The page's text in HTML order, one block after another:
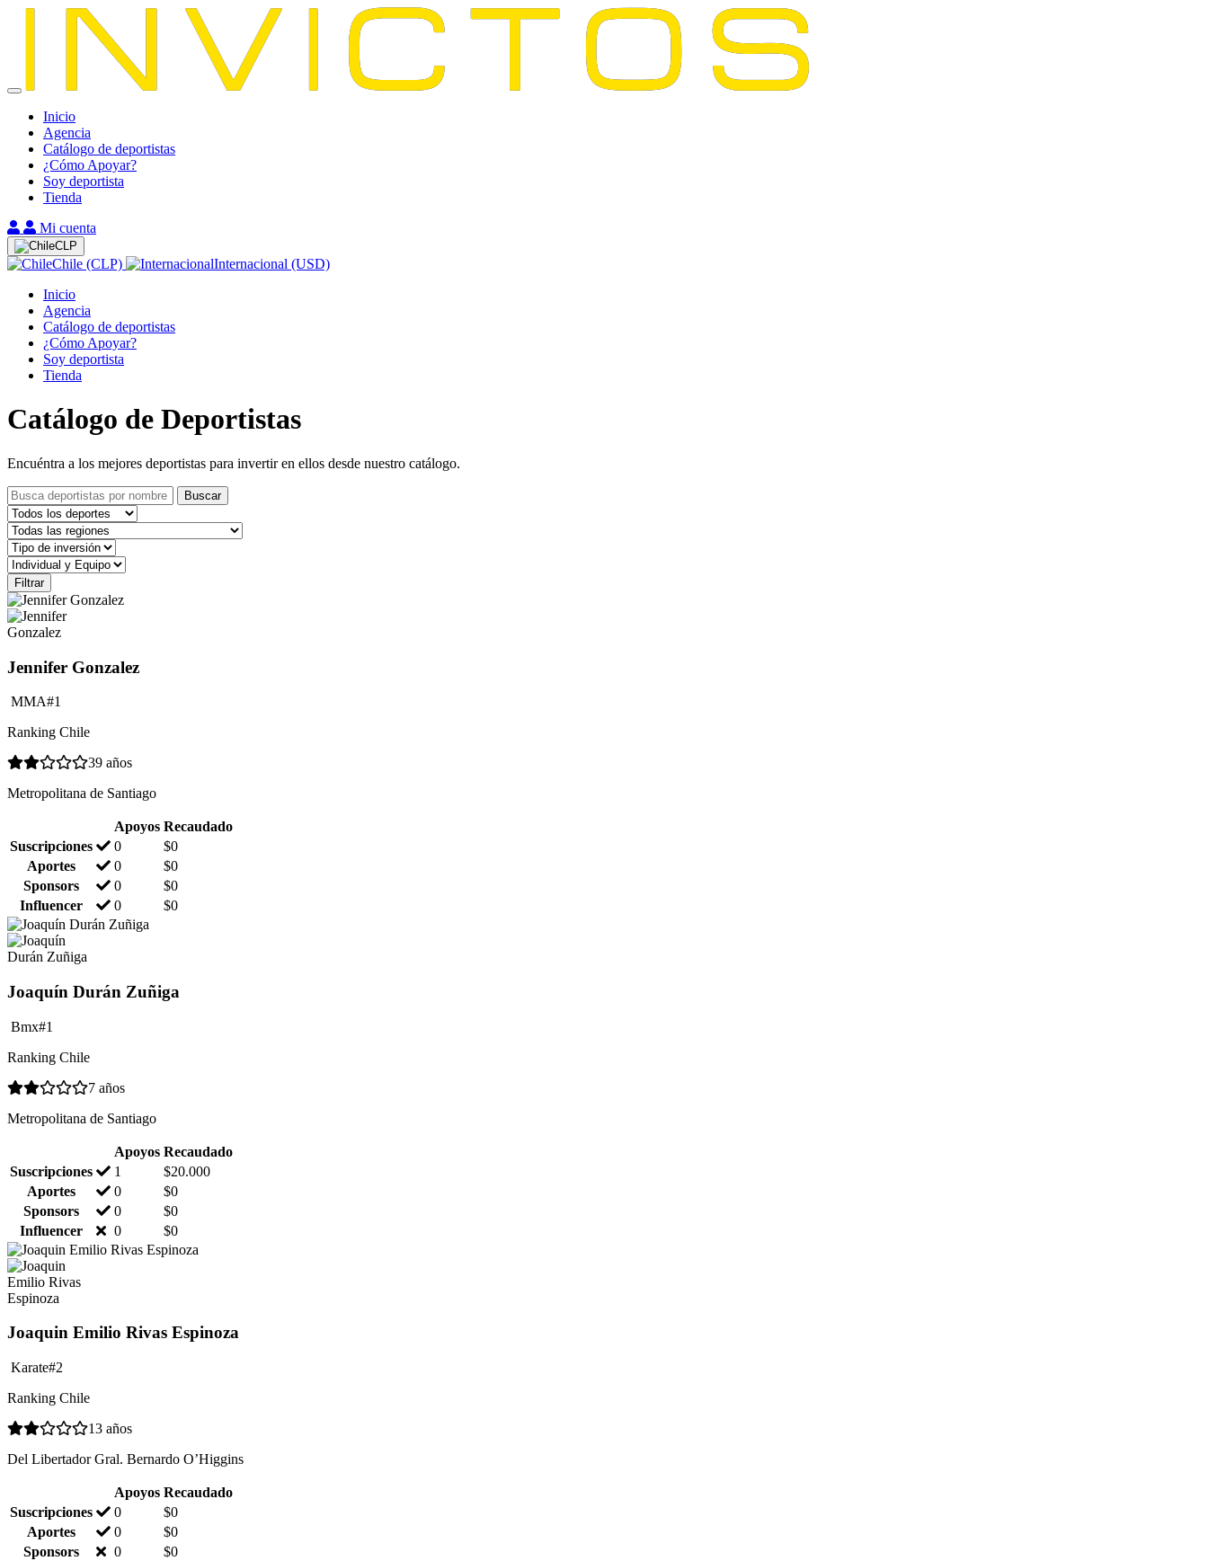
Inicio
Agencia
Catálogo de deportistas
¿Cómo Apoyar?
Soy deportista
Tienda
Mi cuenta
CLP
Chile (CLP)
Internacional (USD)
Inicio
Agencia
Catálogo de deportistas
¿Cómo Apoyar?
Soy deportista
Tienda
Catálogo de Deportistas
Encuéntra a los mejores deportistas para invertir en ellos desde nuestro catálogo.
Buscar
Filtrar
Jennifer Gonzalez
MMA#1
Ranking Chile
39 años
Metropolitana de Santiago
Apoyos Recaudado
Suscripciones
0 $0
Aportes
0 $0
Sponsors
0 $0
Influencer
0 $0
Joaquín Durán Zuñiga
Bmx#1
Ranking Chile
7 años
Metropolitana de Santiago
Apoyos Recaudado
Suscripciones
1 $20.000
Aportes
0 $0
Sponsors
0 $0
Influencer
0 $0
Joaquin Emilio Rivas Espinoza
Karate#2
Ranking Chile
13 años
Del Libertador Gral. Bernardo O’Higgins
Apoyos Recaudado
Suscripciones
0 $0
Aportes
0 $0
Sponsors
0 $0